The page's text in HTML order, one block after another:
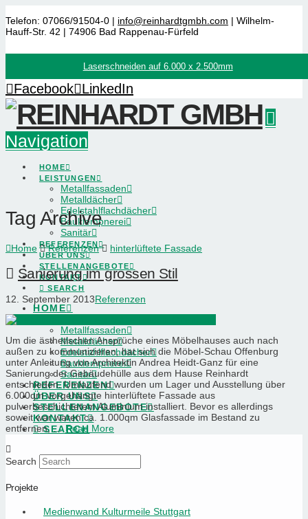
Telefon: 07066/91504-0 | info@reinhardtgmbh.com | Wilhelm-
Hauff-Str. 42 | 74906 Bad Rappenau-Fürfeld
Laserschneiden auf 6.000 x 2.500mm
Facebook LinkedIn
Navigation
HOME
LEISTUNGEN
Metallfassaden
Metalldächer
Edelstahlflachdächer
Bauklempnerei
Sanitär
REFERENZEN
ÜBER UNS
STELLENANGEBOTE
KONTAKT
SEARCH
HOME
Metallfassaden
Metalldächer
Edelstahlflachdächer
Bauklempnerei
Sanitär
REFERENZEN
ÜBER UNS
STELLENANGEBOTE
KONTAKT
SEARCH
Tag Archive
Home Referenzen hinterlüftete Fassade
Sanierung im grossen Stil
12. September 2013Referenzen
Um die ästhetischen Ansprüche eines Möbelhauses auch nach
außen zu kommunizieren, hat sich die Möbel-Schau Offenburg
unter Anleitung von Architektin Andrea Heidt-Ganz für eine
Sanierung der Gebäudehülle aus dem Hause Reinhardt
entschieden. Umlaufend wurden um Lager und Ausstellung über
6.000qm vorgehängte hinterlüftete Fassade aus
pulverbeschichtetem Aluminium installiert. Bevor es allerdings
soweit war waren ca. 1.000qm Glasfassade im Bestand zu
entfernen, …Read More
Search
Projekte
Medienwand Kulturmeile Stuttgart